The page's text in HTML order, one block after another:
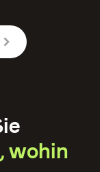
wohin